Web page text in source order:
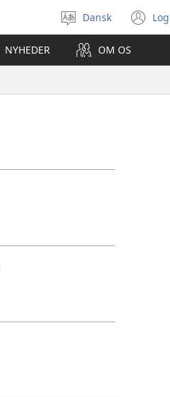
Vælg
sprog
Dansk
NYHEDER OM OS